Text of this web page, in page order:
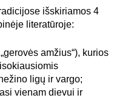
išskiriamos 4
literatūroje:
amžius“), kurios
ligų ir vargo;
vienam dievui ir